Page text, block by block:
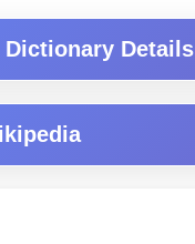
Dictionary Details